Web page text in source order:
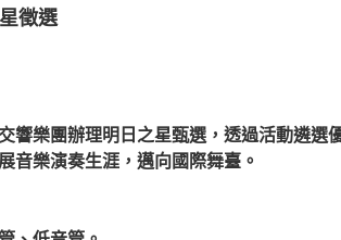
徵選
響樂團辦理明日之星甄選，透過活動遴選
音樂演奏生涯，邁向國際舞臺。